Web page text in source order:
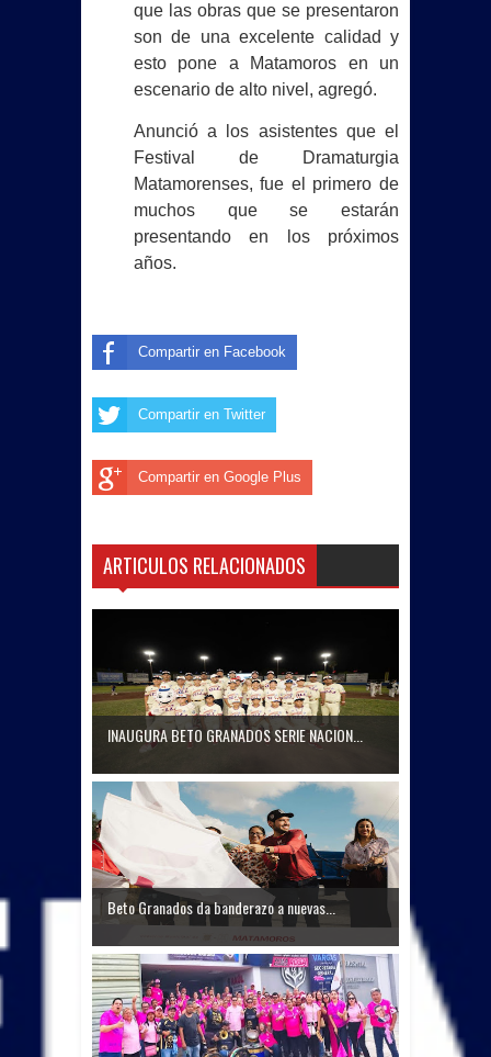
frente al uso indebido de la
inteligencia artificial: Alba Villasana
Restaurantes de #Matamoros
incrementan hasta 30% sus ventas
por ambiente mundialista
• Inaugura SUPERISSSTE una nueva
que las obras que se presentaron
son de una excelente calidad y
esto pone a Matamoros en un
escenario de alto nivel, agregó.
Anunció a los asistentes que el
Festival de Dramaturgia
Matamorenses, fue el primero de
muchos que se estarán
presentando en los próximos
años.
Compartir en Facebook
Compartir en Twitter
Compartir en Google Plus
ARTICULOS RELACIONADOS
INAUGURA BETO GRANADOS SERIE NACION...
Beto Granados da banderazo a nuevas...